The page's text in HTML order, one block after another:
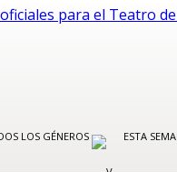
LOS GÉNEROS ESTA